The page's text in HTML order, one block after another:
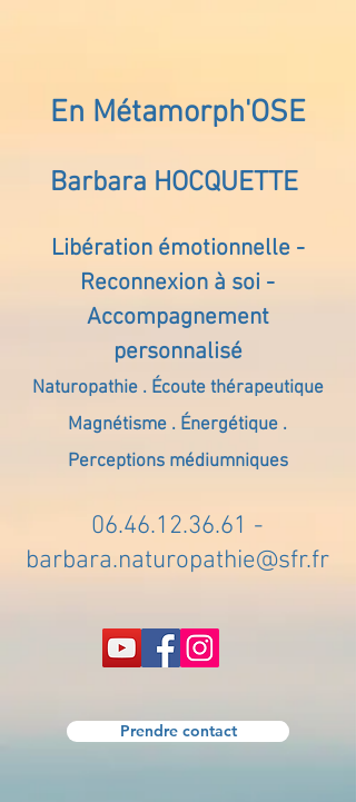
En Métamorph'OSE
Barbara HOCQUETTE
Libération émotionnelle -
Reconnexion à soi -
Accompagnement
personnalisé
Naturopathie . Écoute thérapeutique
Magnétisme . Énergétique .
Perceptions médiumniques
06.46.12.36.61 -
barbara.naturopathie@sfr.fr
Prendre contact